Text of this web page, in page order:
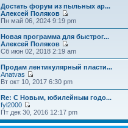
Достать форум из пыльных ар...
Алексей Поляков
П
е
р
е
й
т
к
о
л
д
н
Пн май 06, 2024 9:19 pm
Новая программа для быстрог...
Алексей Поляков
П
е
р
е
й
т
и
к
о
с
Сб июн 02, 2018 2:19 am
Продам лентикулярный пласти...
Anatvas
П
е
р
е
й
т
и
Вт окт 10, 2017 6:30 pm
Re: С Новым, юбилейным годо...
fyl2000
П
е
р
Пт дек 30, 2016 12:17 pm